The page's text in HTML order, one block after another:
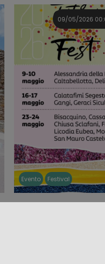
09/05/2026
Evento Festival